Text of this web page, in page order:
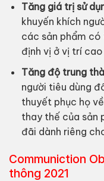
Tăng giá trị sử
khuyến khích
các sản phẩm
định vị ở vị trí
Tăng độ trung
người tiêu dùng
thuyết phục họ
thay thế của sản
đãi dành riêng
Communiction
thông 2021